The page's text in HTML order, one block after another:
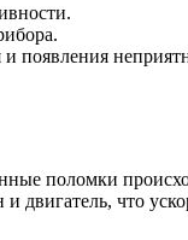
появления
поломки
двигатель, что